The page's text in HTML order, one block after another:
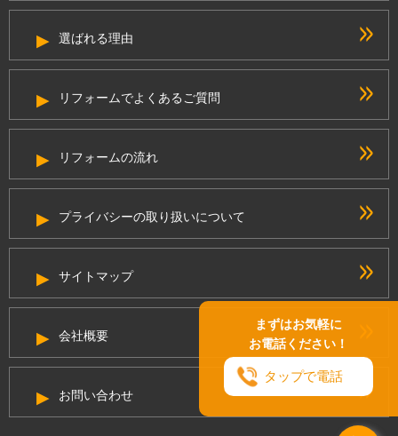
まずはお気軽に
お電話ください！
タップで電話
選ばれる理由
リフォームでよくあるご質問
リフォームの流れ
プライバシーの取り扱いについて
サイトマップ
会社概要
お問い合わせ